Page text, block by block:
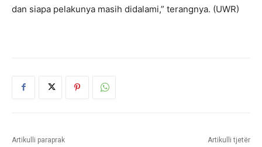
dan siapa pelakunya masih didalami,” terangnya. (UWR)
Artikulli paraprak Artikulli tjetër